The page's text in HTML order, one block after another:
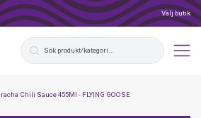
Välj butik
Chili Sauce 455Ml - FLYING GOOSE